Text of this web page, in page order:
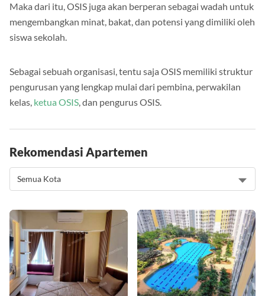
Maka dari itu, OSIS juga akan berperan sebagai wadah untuk
mengembangkan minat, bakat, dan potensi yang dimiliki oleh
siswa sekolah.
Sebagai sebuah organisasi, tentu saja OSIS memiliki struktur
pengurusan yang lengkap mulai dari pembina, perwakilan
kelas, ketua OSIS, dan pengurus OSIS.
Rekomendasi Apartemen